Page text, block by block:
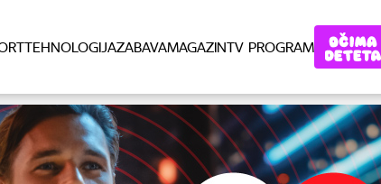
TEHNOLOGIJAZABAVAMAGAZINTV PROGRAM